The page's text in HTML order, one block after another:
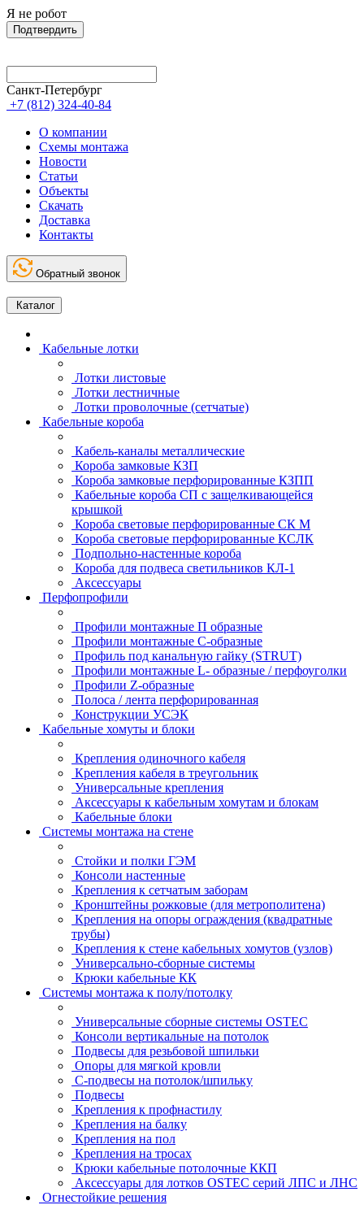
Я не робот
Подтвердить
Санкт-Петербург
+7 (812) 324-40-84
О компании
Схемы монтажа
Новости
Статьи
Объекты
Скачать
Доставка
Контакты
Обратный звонок
Каталог
Кабельные лотки
Лотки листовые
Лотки лестничные
Лотки проволочные (сетчатые)
Кабельные короба
Кабель-каналы металлические
Короба замковые КЗП
Короба замковые перфорированные КЗПП
Кабельные короба СП с защелкивающейся
крышкой
Короба световые перфорированные СК М
Короба световые перфорированные КСЛК
Подпольно-настенные короба
Короба для подвеса светильников КЛ-1
Аксессуары
Перфопрофили
Профили монтажные П образные
Профили монтажные C-образные
Профиль под канальную гайку (STRUT)
Профили монтажные L- образные / перфоуголки
Профили Z-образные
Полоса / лента перфорированная
Конструкции УСЭК
Кабельные хомуты и блоки
Крепления одиночного кабеля
Крепления кабеля в треугольник
Универсальные крепления
Аксессуары к кабельным хомутам и блокам
Кабельные блоки
Системы монтажа на стене
Стойки и полки ГЭМ
Консоли настенные
Крепления к сетчатым заборам
Кронштейны рожковые (для метрополитена)
Крепления на опоры ограждения (квадратные
трубы)
Крепления к стене кабельных хомутов (узлов)
Универсально-сборные системы
Крюки кабельные КК
Системы монтажа к полу/потолку
Универсальные сборные системы OSTEC
Консоли вертикальные на потолок
Подвесы для резьбовой шпильки
Опоры для мягкой кровли
С-подвесы на потолок/шпильку
Подвесы
Крепления к профнастилу
Крепления на балку
Крепления на пол
Крепления на тросах
Крюки кабельные потолочные ККП
Аксессуары для лотков OSTEC серий ЛПС и ЛНС
Огнестойкие решения